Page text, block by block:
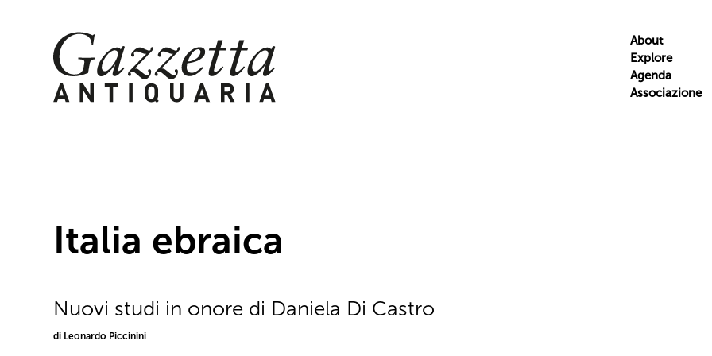
Skip
to
content
About
Explore
Agenda
Associazione
Italia ebraica
Nuovi studi in onore di Daniela Di Castro
di Leonardo Piccinini